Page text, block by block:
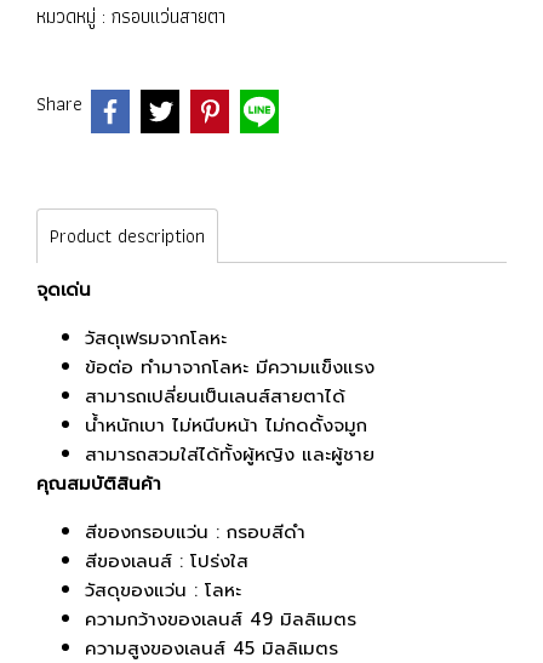
หมวดหมู่ : กรอบแว่นสายตา
Share
Product description
จุดเด่น
วัสดุเฟรมจากโลหะ
ข้อต่อ ทำมาจากโลหะ มีความแข็งแรง
สามารถเปลี่ยนเป็นเลนส์สายตาได้
น้ำหนักเบา ไม่หนีบหน้า ไม่กดดั้งจมูก
สามารถสวมใส่ได้ทั้งผู้หญิง และผู้ชาย
คุณสมบัติสินค้า
สีของกรอบแว่น : กรอบสีดำ
สีของเลนส์ : โปร่งใส
วัสดุของแว่น : โลหะ
ความกว้างของเลนส์ 49 มิลลิเมตร
ความสูงของเลนส์ 45 มิลลิเมตร